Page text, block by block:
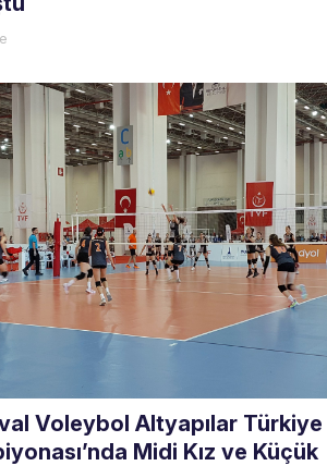
Voleybol Altyapılar Türkiye
Midi Kız ve Küçük